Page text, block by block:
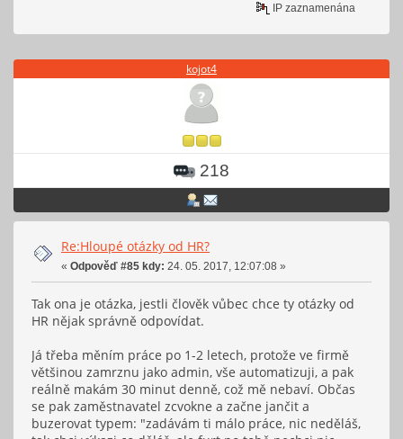
IP zaznamenána
kojot4
218
Re:Hloupé otázky od HR?
« Odpověď #85 kdy: 24. 05. 2017, 12:07:08 »
Tak ona je otázka, jestli člověk vůbec chce ty otázky od
HR nějak správně odpovídat.
Já třeba měním práce po 1-2 letech, protože ve firmě
většinou zamrznu jako admin, vše automatizuji, a pak
reálně makám 30 minut denně, což mě nebaví. Občas
se pak zaměstnavatel zcvokne a začne jančit a
buzerovat typem: "zadávám ti málo práce, nic neděláš,